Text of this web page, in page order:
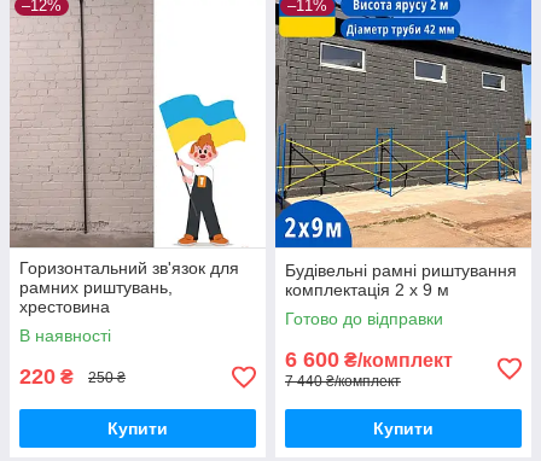
–12%
Горизонтальний зв'язок для
рамних риштувань,
хрестовина
В наявності
220 ₴ 250 ₴
Купити
–11%
Будівельні рамні риштування
комплектація 2 х 9 м
Готово до відправки
6 600 ₴/комплект
7 440 ₴/комплект
Купити